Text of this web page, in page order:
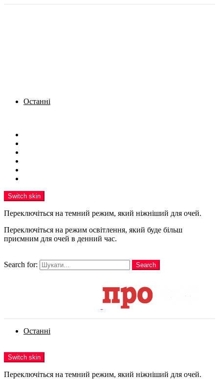
Останні
Switch skin
Переключіться на темний режим, який ніжніший для очей.
Переключіться на режим освітлення, який буде більш
приємним для очей в денний час.
Search for:
Search
Останні
Switch skin
Переключіться на темний режим, який ніжніший для очей.